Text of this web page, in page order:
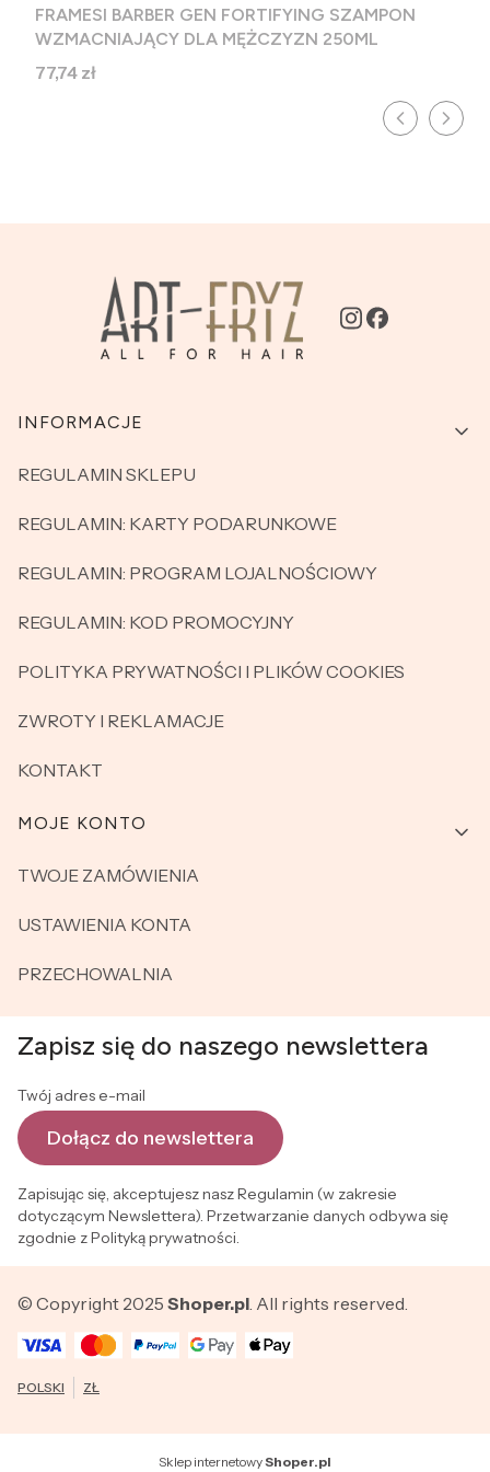
FRAMESI BARBER GEN FORTIFYING SZAMPON
WZMACNIAJĄCY DLA MĘŻCZYZN 250ML
Cena
77,74 zł
Linki w stopce
INFORMACJE
REGULAMIN SKLEPU
REGULAMIN: KARTY PODARUNKOWE
REGULAMIN: PROGRAM LOJALNOŚCIOWY
REGULAMIN: KOD PROMOCYJNY
POLITYKA PRYWATNOŚCI I PLIKÓW COOKIES
ZWROTY I REKLAMACJE
KONTAKT
MOJE KONTO
TWOJE ZAMÓWIENIA
USTAWIENIA KONTA
PRZECHOWALNIA
Zapisz się do naszego newslettera
Twój adres e-mail
Dołącz do newslettera
Zapisując się, akceptujesz nasz Regulamin (w zakresie
dotyczącym Newslettera). Przetwarzanie danych odbywa się
zgodnie z Polityką prywatności.
© Copyright 2025 Shoper.pl. All rights reserved.
POLSKI ZŁ
Sklep internetowyShoper.pl